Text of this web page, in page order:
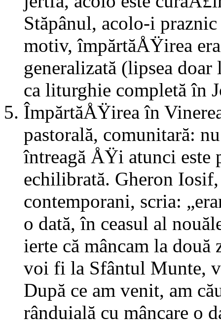
Stăpânul, acolo-i
motiv, împărtăÅŸirea
generalizată (lipsea
ca liturghie completă în
ÎmpărtăÅŸirea în
pastorală, comunitară:
întreagă ÅŸi atunci este
echilibrată. Gheron
contemporani, scria:
o dată, în ceasul al
ierte că mâncam la
voi fi la Sfântul Munte,
După ce am venit, am
rânduială cu mâncare o